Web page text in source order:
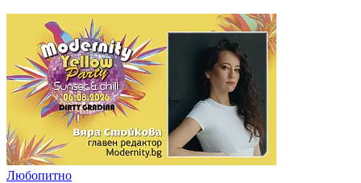
Любопитно